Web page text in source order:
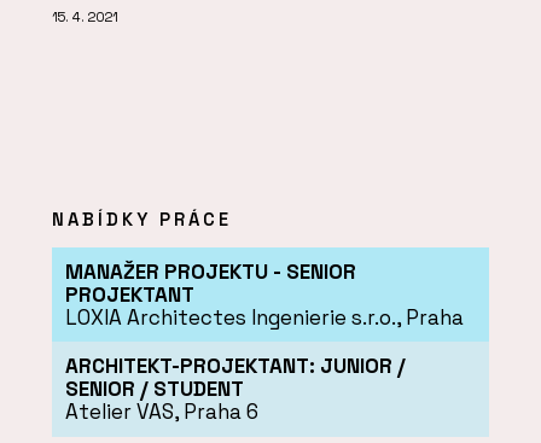
15. 4. 2021
NABÍDKY PRÁCE
MANAŽER PROJEKTU - SENIOR
PROJEKTANT
LOXIA Architectes Ingenierie s.r.o., Praha
ARCHITEKT-PROJEKTANT: JUNIOR /
SENIOR / STUDENT
Atelier VAS, Praha 6